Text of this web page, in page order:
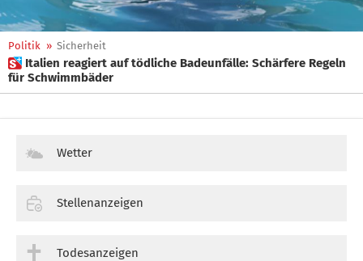
Politik » Sicherheit
 Italien reagiert auf tödliche Badeunfälle: Schärfere Regeln
für Schwimmbäder
Wetter
Stellenanzeigen
Todesanzeigen